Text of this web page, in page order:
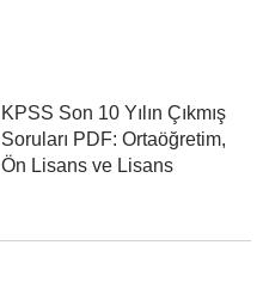
KPSS Son 10 Yılın Çıkmış
Soruları PDF: Ortaöğretim,
Ön Lisans ve Lisans